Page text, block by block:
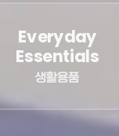
Everyday
Essentials
생활용품